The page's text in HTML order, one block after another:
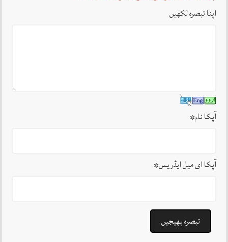
اپنا تبصرہ لکھیں
آپکا نام*
آپکا ای میل ایڈریس*